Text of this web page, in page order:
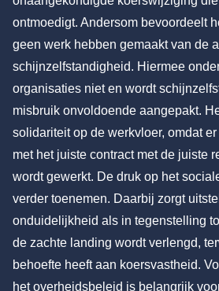
ontmoedigt. Andersom bevoordeelt
geen werk hebben gemaakt van de
schijnzelfstandigheid. Hiermee
organisaties niet en wordt
misbruik onvoldoende aangepakt.
solidariteit op de werkvloer, omdat
met het juiste contract met de juiste
wordt gewerkt. De druk op het
verder toenemen. Daarbij zorgt
onduidelijkheid als in tegenstelling
de zachte landing wordt verlengd,
behoefte heeft aan koersvastheid.
het overheidsbeleid is belangrijk